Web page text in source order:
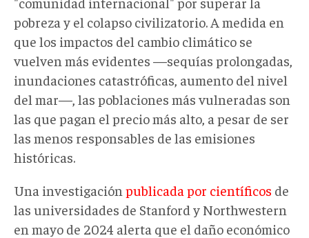
pobreza y el colapso civilizatorio. A medida en
que los impactos del cambio climático se
vuelven más evidentes —sequías prolongadas,
inundaciones catastróficas, aumento del nivel
del mar—, las poblaciones más vulneradas son
las que pagan el precio más alto, a pesar de ser
las menos responsables de las emisiones
históricas.
Una investigación publicada por científicos de
las universidades de Stanford y Northwestern
en mayo de 2024 alerta que el daño económico